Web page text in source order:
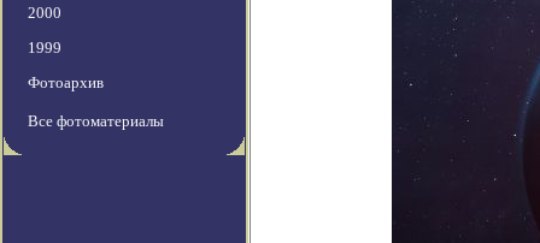
2000
1999
Фотоархив
Все фотоматериалы